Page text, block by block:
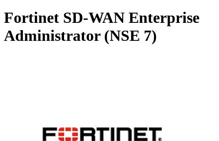
Fortinet SD-WAN Enterprise
Administrator (NSE 7)